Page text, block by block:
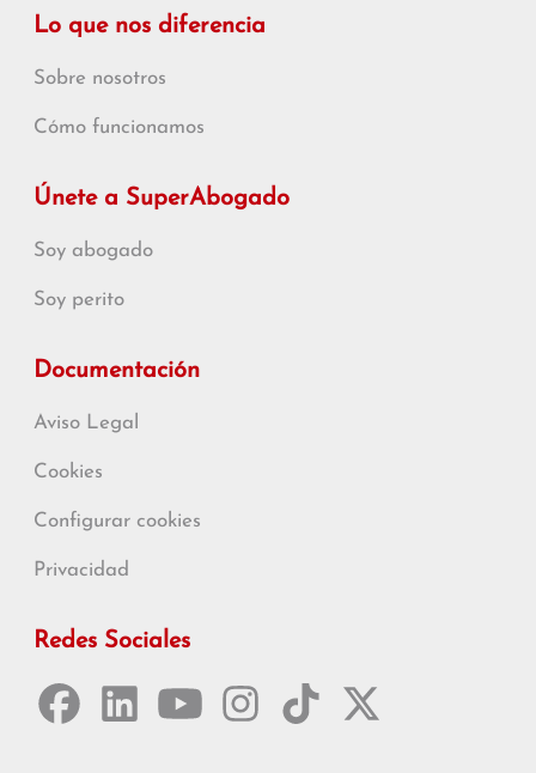
Lo que nos diferencia
Sobre nosotros
Cómo funcionamos
Únete a SuperAbogado
Soy abogado
Soy perito
Documentación
Aviso Legal
Cookies
Configurar cookies
Privacidad
Redes Sociales